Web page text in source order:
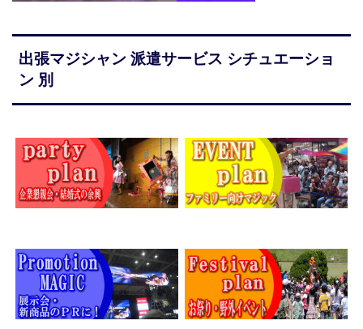
出張マジシャン 派遣サービス シチュエーショ
ン 別